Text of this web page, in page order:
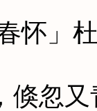
怀」
忽又